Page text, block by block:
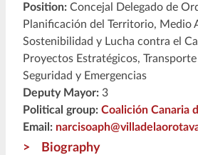
Position: Concejal Delegado de
Planificación del Territorio, Medio
Sostenibilidad y Lucha contra el
Proyectos Estratégicos,
Seguridad y Emergencias
Deputy Mayor: 3
Political group: Coalición Canaria
Email:
Biography